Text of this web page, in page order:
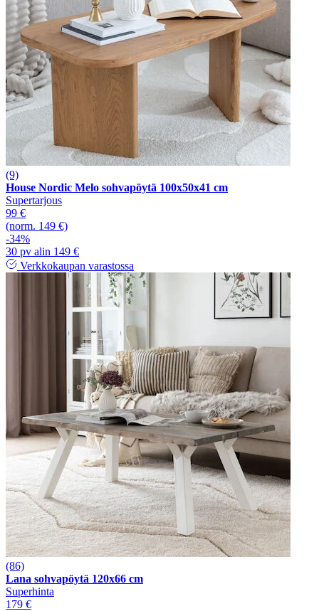
(9)
House Nordic Melo sohvapöytä 100x50x41 cm
Supertarjous
99 €
(norm. 149 €)
-34%
30 pv alin 149 €
Verkkokaupan varastossa
(86)
Lana sohvapöytä 120x66 cm
Superhinta
179 €